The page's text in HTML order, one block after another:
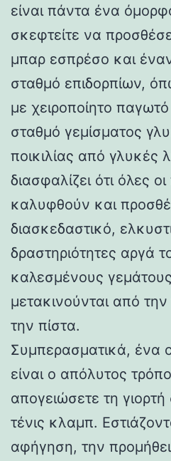
είναι πάντα ένα
σκεφτείτε να
μπαρ εσπρέσο και
σταθμό επιδορπίων,
με χειροποίητο
σταθμό γεμίσματος
ποικιλίας από γλυκές
διασφαλίζει ότι όλες
καλυφθούν και
διασκεδαστικό,
δραστηριότητες αργά
καλεσμένους
μετακινούνται από
την πίστα.
Συμπερασματικά, ένα
είναι ο απόλυτος
απογειώσετε τη
τένις κλαμπ.
αφήγηση, την